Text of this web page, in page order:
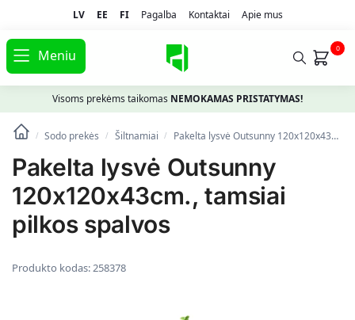
LV EE FI Pagalba Kontaktai Apie mus
Meniu 0
Visoms prekėms taikomas NEMOKAMAS PRISTATYMAS!
/ Sodo prekės / Šiltnamiai / Pakelta lysvė Outsunny 120x120x43cm., tamsiai pilkos spalvos
Pakelta lysvė Outsunny
120x120x43cm., tamsiai
pilkos spalvos
Produkto kodas:258378